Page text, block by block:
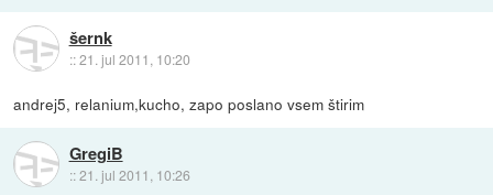
šernk
::21. jul 2011, 10:20
andrej5, relanium,kucho, zapo poslano vsem štirim
GregiB
::21. jul 2011, 10:26